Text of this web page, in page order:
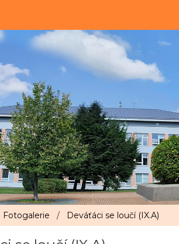
Fotogalerie / Deváťáci se loučí (IX.A)